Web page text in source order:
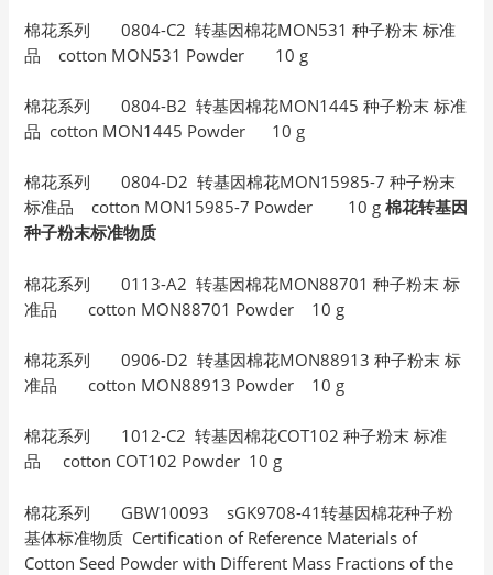
棉花系列 0804-C2 转基因棉花MON531 种子粉末 标准
品 cotton MON531 Powder 10 g
棉花系列 0804-B2 转基因棉花MON1445 种子粉末 标准
品 cotton MON1445 Powder 10 g
棉花系列 0804-D2 转基因棉花MON15985-7 种子粉末
标准品 cotton MON15985-7 Powder 10 g棉花转基因
种子粉末标准物质
棉花系列 0113-A2 转基因棉花MON88701 种子粉末 标
准品 cotton MON88701 Powder 10 g
棉花系列 0906-D2 转基因棉花MON88913 种子粉末 标
准品 cotton MON88913 Powder 10 g
棉花系列 1012-C2 转基因棉花COT102 种子粉末 标准
品 cotton COT102 Powder 10 g
棉花系列 GBW10093 sGK9708-41转基因棉花种子粉
基体标准物质 Certification of Reference Materials of
Cotton Seed Powder with Different Mass Fractions of the